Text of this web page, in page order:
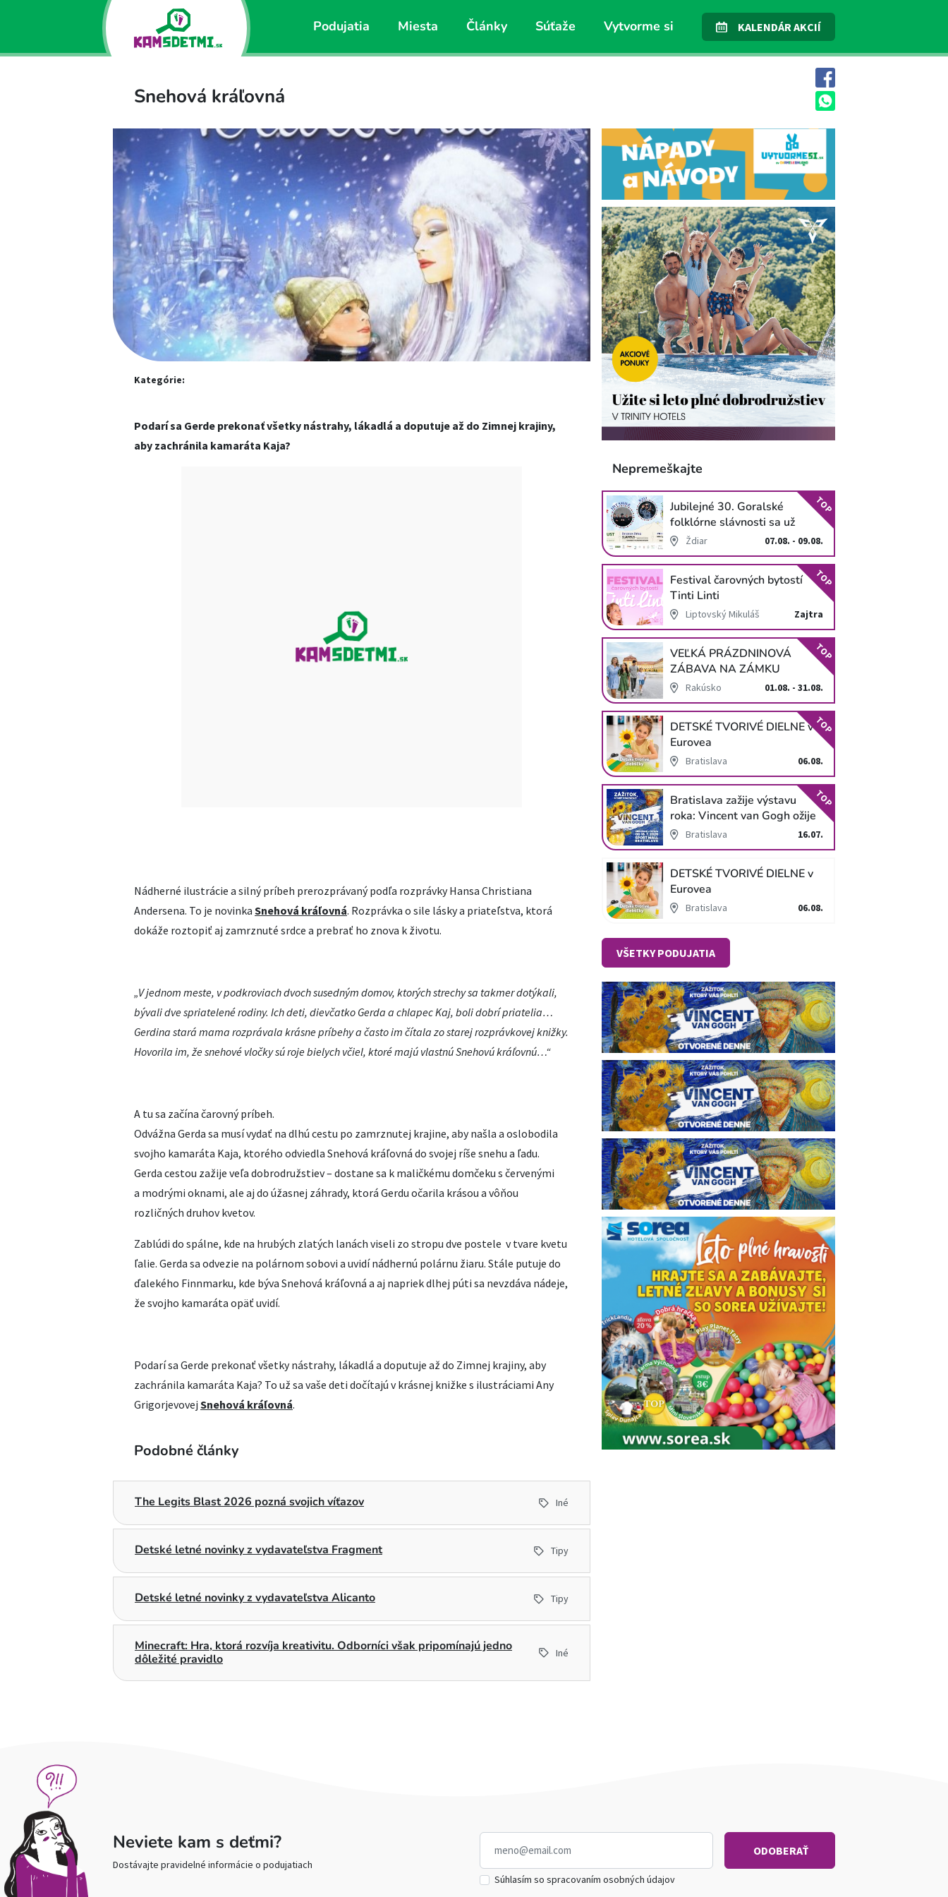
Podujatia Miesta Články Súťaže Vytvorme si KALENDÁR AKCIÍ
Snehová kráľovná
Kategórie:
Podarí sa Gerde prekonať všetky nástrahy, lákadlá a doputuje až do Zimnej krajiny,
aby zachránila kamaráta Kaja?
Nádherné ilustrácie a silný príbeh prerozprávaný podľa rozprávky Hansa Christiana
Andersena. To je novinka Snehová kráľovná. Rozprávka o sile lásky a priateľstva, ktorá
dokáže roztopiť aj zamrznuté srdce a prebrať ho znova k životu.
„V jednom meste, v podkroviach dvoch susedným domov, ktorých strechy sa takmer dotýkali,
bývali dve spriatelené rodiny. Ich deti, dievčatko Gerda a chlapec Kaj, boli dobrí priatelia…
Gerdina stará mama rozprávala krásne príbehy a často im čítala zo starej rozprávkovej knižky.
Hovorila im, že snehové vločky sú roje bielych včiel, ktoré majú vlastnú Snehovú kráľovnú…“
A tu sa začína čarovný príbeh.
Odvážna Gerda sa musí vydať na dlhú cestu po zamrznutej krajine, aby našla a oslobodila
svojho kamaráta Kaja, ktorého odviedla Snehová kráľovná do svojej ríše snehu a ľadu.
Gerda cestou zažije veľa dobrodružstiev – dostane sa k maličkému domčeku s červenými
a modrými oknami, ale aj do úžasnej záhrady, ktorá Gerdu očarila krásou a vôňou
rozličných druhov kvetov.
Zablúdi do spálne, kde na hrubých zlatých lanách viseli zo stropu dve postele v tvare kvetu
ľalie. Gerda sa odvezie na polárnom sobovi a uvidí nádhernú polárnu žiaru. Stále putuje do
ďalekého Finnmarku, kde býva Snehová kráľovná a aj napriek dlhej púti sa nevzdáva nádeje,
že svojho kamaráta opäť uvidí.
Podarí sa Gerde prekonať všetky nástrahy, lákadlá a doputuje až do Zimnej krajiny, aby
zachránila kamaráta Kaja? To už sa vaše deti dočítajú v krásnej knižke s ilustráciami Any
Grigorjevovej Snehová kráľovná.
Podobné články
The Legits Blast 2026 pozná svojich víťazov Iné
Detské letné novinky z vydavateľstva Fragment Tipy
Detské letné novinky z vydavateľstva Alicanto Tipy
Minecraft: Hra, ktorá rozvíja kreativitu. Odborníci však pripomínajú jedno
dôležité pravidlo
Iné
Nepremeškajte
Jubilejné 30. Goralské
folklórne slávnosti sa už
blížiaŽdiar 07.08. - 09.08.
TOP
Festival čarovných bytostí
Tinti Linti
Liptovský Mikuláš Zajtra
TOP
VEĽKÁ PRÁZDNINOVÁ
ZÁBAVA NA ZÁMKU
SCHLOSS HOF
Rakúsko 01.08. - 31.08.
TOP
DETSKÉ TVORIVÉ DIELNE v
Eurovea
Bratislava 06.08.
TOP
Bratislava zažije výstavu
roka: Vincent van Gogh ožije
v unikátnej imerzívnej šou!
Bratislava 16.07.
TOP
DETSKÉ TVORIVÉ DIELNE v
Eurovea
Bratislava 06.08.
VŠETKY PODUJATIA
Neviete kam s deťmi?
Dostávajte pravidelné informácie o podujatiach
Súhlasím so spracovaním osobných údajov